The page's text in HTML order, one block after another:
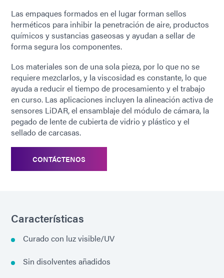
Las empaques formados en el lugar forman sellos
herméticos para inhibir la penetración de aire, productos
químicos y sustancias gaseosas y ayudan a sellar de
forma segura los componentes.
Los materiales son de una sola pieza, por lo que no se
requiere mezclarlos, y la viscosidad es constante, lo que
ayuda a reducir el tiempo de procesamiento y el trabajo
en curso. Las aplicaciones incluyen la alineación activa de
sensores LiDAR, el ensamblaje del módulo de cámara, la
pegado de lente de cubierta de vidrio y plástico y el
sellado de carcasas.
CONTÁCTENOS
Características
Curado con luz visible/UV
Sin disolventes añadidos